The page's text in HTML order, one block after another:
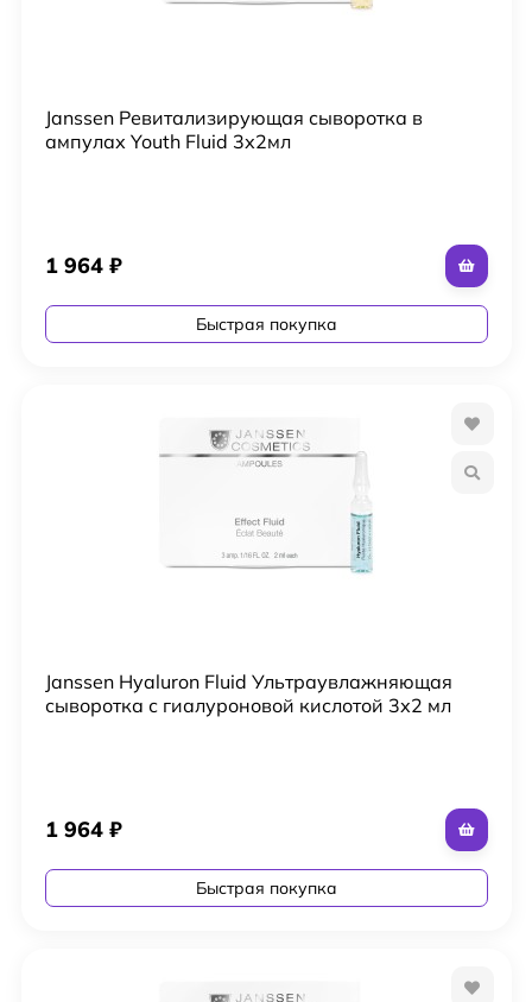
Janssen Ревитализирующая сыворотка в
ампулах Youth Fluid 3х2мл
1 964 ₽
Быстрая покупка
Janssen Hyaluron Fluid Ультраувлажняющая
сыворотка с гиалуроновой кислотой 3х2 мл
1 964 ₽
Быстрая покупка